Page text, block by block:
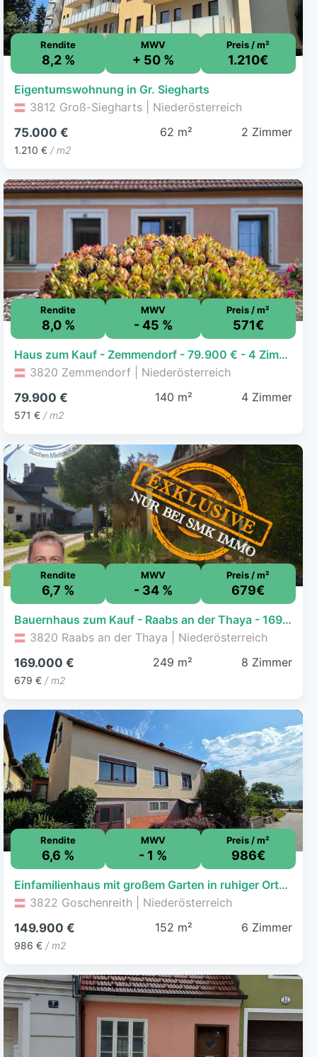
Rendite
8,2 %
MWV
+ 50 %
Preis / m²
1.210€
Eigentumswohnung in Gr. Siegharts
3812 Groß-Siegharts | Niederösterreich
75.000 €
1.210 € / m2
62 m² 2 Zimmer
Rendite
8,0 %
MWV
- 45 %
Preis / m²
571€
Haus zum Kauf - Zemmendorf - 79.900 € - 4 Zimmer, 140 m², 778 m² Grundstück
3820 Zemmendorf | Niederösterreich
79.900 €
571 € / m2
140 m² 4 Zimmer
Rendite
6,7 %
MWV
- 34 %
Preis / m²
679€
Bauernhaus zum Kauf - Raabs an der Thaya - 169.000 € - 8 Zimmer, 249 m², 1.989 m² Grundstück
3820 Raabs an der Thaya | Niederösterreich
169.000 €
679 € / m2
249 m² 8 Zimmer
Rendite
6,6 %
MWV
- 1 %
Preis / m²
986€
Einfamilienhaus mit großem Garten in ruhiger Ortschaft
3822 Goschenreith | Niederösterreich
149.900 €
986 € / m2
152 m² 6 Zimmer